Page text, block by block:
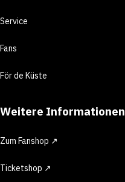
Service
Fans
För de Küste
Weitere Informationen
Zum Fanshop ↗
Ticketshop ↗